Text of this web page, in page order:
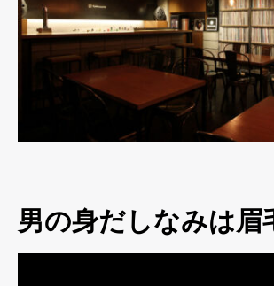
男の身だしなみは眉